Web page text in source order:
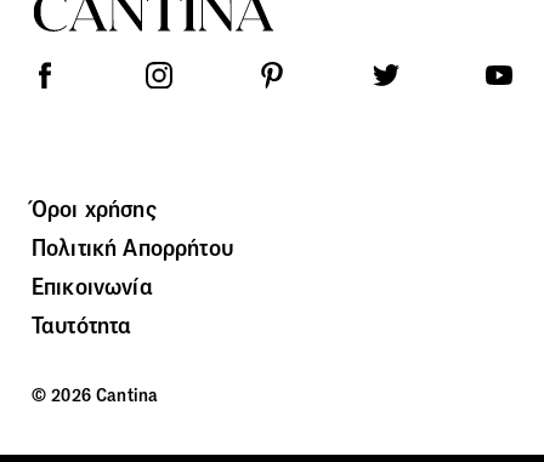
Όροι χρήσης
Πολιτική Απορρήτου
Επικοινωνία
Ταυτότητα
© 2026 Cantina